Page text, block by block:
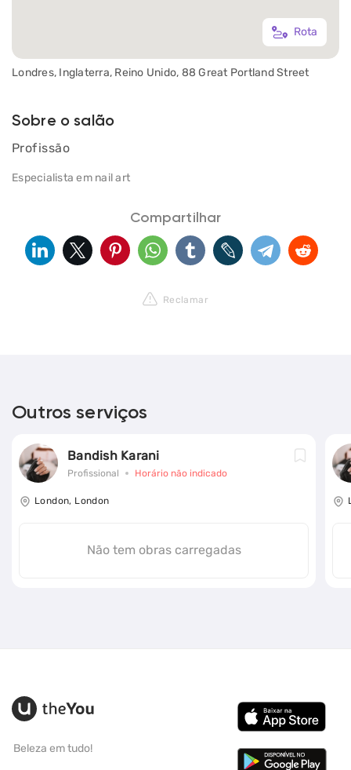
Rota
Londres, Inglaterra, Reino Unido, 88 Great Portland Street
Sobre o salão
Profissão
Especialista em nail art
Compartilhar
Reclamar
Outros serviços
Bandish Karani
Profissional Horário não indicado
London, London
Não tem obras carregadas
Beleza em tudo!